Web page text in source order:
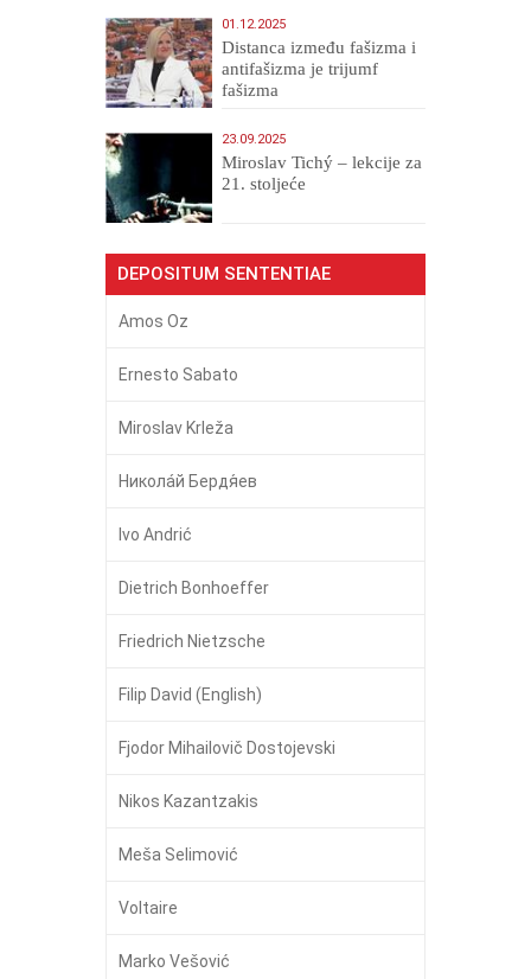
01.12.2025
Distanca između fašizma i
antifašizma je trijumf
fašizma
23.09.2025
Miroslav Tichý – lekcije za
21. stoljeće
DEPOSITUM SENTENTIAE
Amos Oz
Ernesto Sabato
Miroslav Krleža
Никола́й Бердя́ев
Ivo Andrić
Dietrich Bonhoeffer
Friedrich Nietzsche
Filip David (English)
Fjodor Mihailovič Dostojevski
Nikos Kazantzakis
Meša Selimović
Voltaire
Marko Vešović